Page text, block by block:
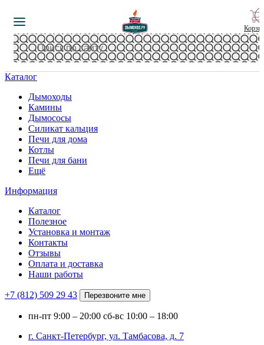
Каталог
Дымоходы
Камины
Дымососы
Силикат кальция
Печи для дома
Котлы
Печи для бани
Ещё
Информация
Каталог
Полезное
Установка и монтаж
Контакты
Отзывы
Оплата и доставка
Наши работы
+7 (812) 509 29 43 Перезвоните мне
пн-пт 9:00 – 20:00 сб-вс 10:00 – 18:00
г. Санкт-Петербург, ул. Тамбасова, д. 7